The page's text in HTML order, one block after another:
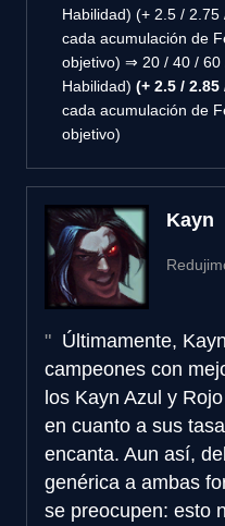
Habilidad) (+ 2.5 /
cada acumulación de
objetivo) ⇒ 20 / 40 / 60
Habilidad) (+ 2.5 / 2.85
cada acumulación de
objetivo)
Kayn
Últimamente,
campeones con
los Kayn Azul y
en cuanto a sus
encanta. Aun así,
genérica a ambas
se preocupen: esto